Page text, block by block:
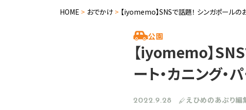
HOME > おでかけ > 【iyomemo】SNSで話題！ シンガポールの
公園
【iyomemo】
ート・カニング・パ
2022.9.28
えひめのあぷり編